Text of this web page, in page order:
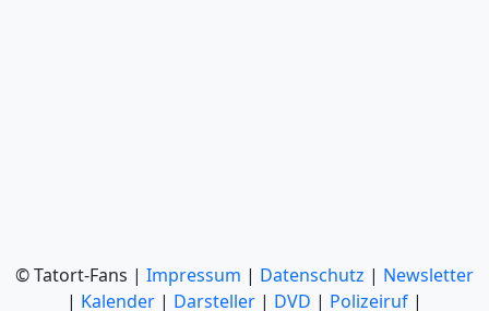
© Tatort-Fans | Impressum | Datenschutz | Newsletter
| Kalender | Darsteller | DVD | Polizeiruf |